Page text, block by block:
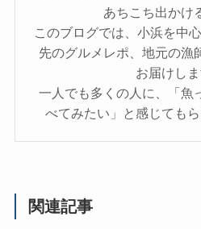
あちこち出かけ
このブログでは、小浜を中
先のグルメレポ、地元の漁
お届けしま
一人でも多くの人に、「魚
べてみたい」と感じても
関連記事